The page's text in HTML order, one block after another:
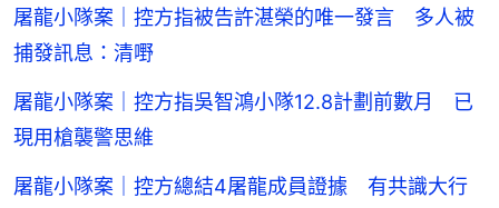
屠龍小隊案｜控方指被告許湛榮的唯一發言 多人被
捕發訊息：清嘢
屠龍小隊案｜控方指吳智鴻小隊12.8計劃前數月 已
現用槍襲警思維
屠龍小隊案｜控方總結4屠龍成員證據 有共識大行